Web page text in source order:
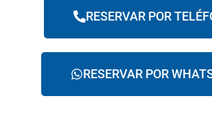
RESERVAR POR
RESERVAR POR